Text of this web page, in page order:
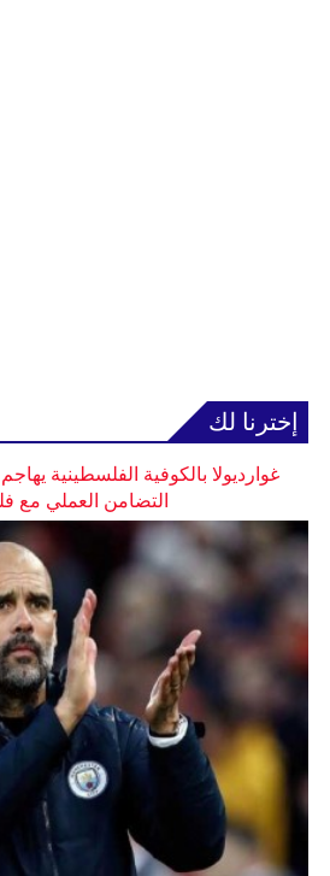
إخترنا لك
غوارديولا بالكوفية الفلسطينية
التضامن العملي مع